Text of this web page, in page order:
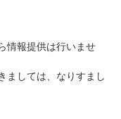
情報提供は⾏いませ
ましては、なりすまし